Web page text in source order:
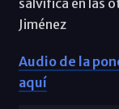
Jiménez
Audio de la
aquí